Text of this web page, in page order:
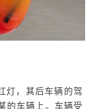
灯，其后车辆的驾
的车辆上。车辆受